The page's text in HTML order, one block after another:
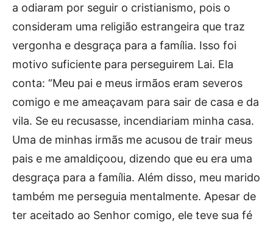
a odiaram por seguir o cristianismo, pois o
consideram uma religião estrangeira que traz
vergonha e desgraça para a família. Isso foi
motivo suficiente para perseguirem Lai. Ela
conta: “Meu pai e meus irmãos eram severos
comigo e me ameaçavam para sair de casa e da
vila. Se eu recusasse, incendiariam minha casa.
Uma de minhas irmãs me acusou de trair meus
pais e me amaldiçoou, dizendo que eu era uma
desgraça para a família. Além disso, meu marido
também me perseguia mentalmente. Apesar de
ter aceitado ao Senhor comigo, ele teve sua fé